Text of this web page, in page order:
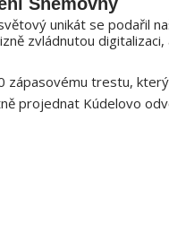
unikát se podařil
zvládnutou digitalizaci,
trestu,
projednat Kúdelovo